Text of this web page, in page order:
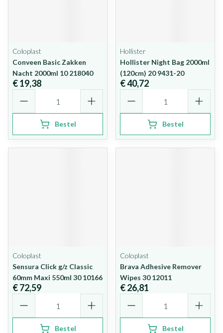
Coloplast
Conveen Basic Zakken
Nacht 2000ml 10 218040
€ 19,38
Bestel
Hollister
Hollister Night Bag 2000ml
(120cm) 20 9431-20
€ 40,72
Bestel
Coloplast
Sensura Click g/z Classic
60mm Maxi 550ml 30 10166
€ 72,59
Bestel
Coloplast
Brava Adhesive Remover
Wipes 30 12011
€ 26,81
Bestel